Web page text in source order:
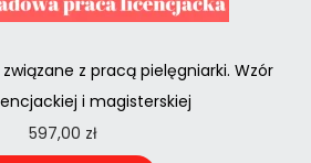
z pracą pielęgniarki. Wzór
i magisterskiej
597,00 zł